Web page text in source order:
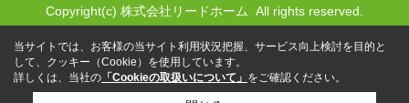
Copyright(c) 株式会社リードホーム All rights reserved.
当サイトでは、お客様の当サイト利用状況把握、サービス向上検討を目的と
して、クッキー（Cookie）を使用しています。
詳しくは、当社の 「Cookieの取扱いについて」 をご確認ください。